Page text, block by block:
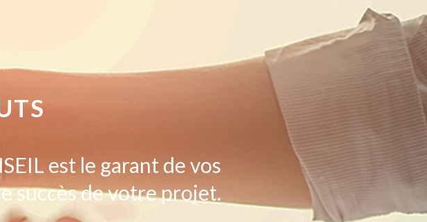
est le garant de vos
succès de votre projet.